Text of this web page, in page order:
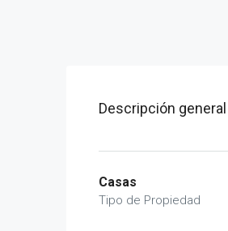
Descripción general
Casas
Tipo de Propiedad